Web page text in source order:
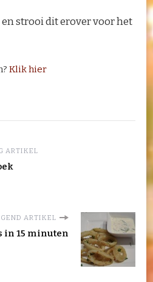
strooi dit erover voor het
Klik hier
ARTIKEL
ARTIKEL
in 15 minuten